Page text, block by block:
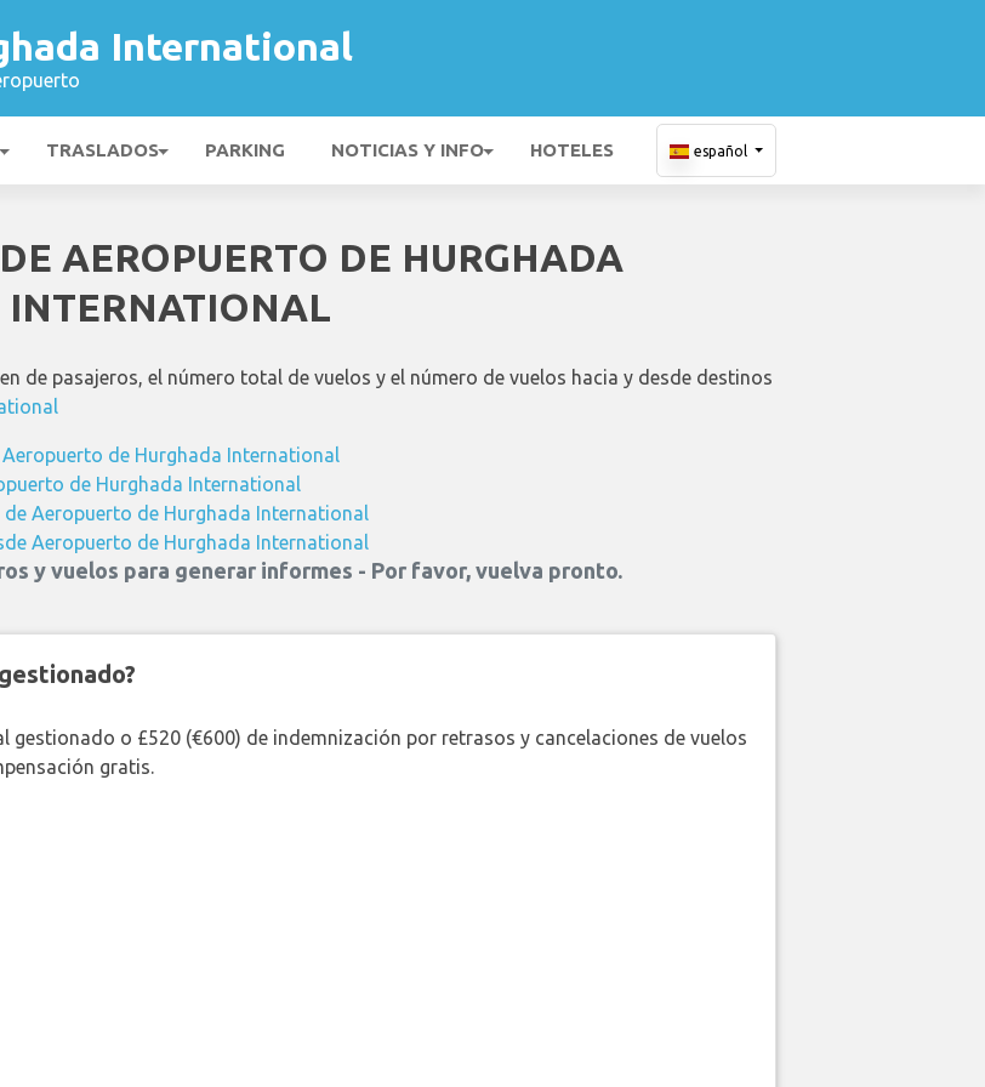
International
TRASLADOS PARKING NOTICIAS Y INFO HOTELES español
AEROPUERTO DE HURGHADA
INTERNATIONAL
de pasajeros, el número total de vuelos y el número de vuelos hacia y desde destinos
de Hurghada International
de Hurghada International
de Aeropuerto de Hurghada International
Aeropuerto de Hurghada International
y vuelos para generar informes - Por favor, vuelva pronto.
gestionado o £520 (€600) de indemnización por retrasos y cancelaciones de vuelos
gratis.